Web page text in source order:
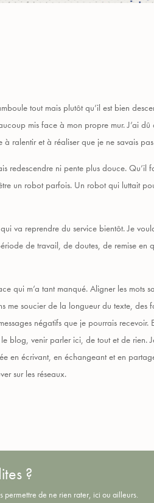
tout mais plutôt qu’il est bien
mis face à mon propre mur. J’ai
ralentir et à réaliser que je ne savais
redescendre ni pente plus douce. Qu’il
un robot parfois. Un robot qui luttait
va reprendre du service bientôt. Je
de travail, de doutes, de remise en
qui m’a tant manqué. Aligner les mots
me soucier de la longueur du texte, des
négatifs que je pourrais recevoir.
blog, venir parler ici, de tout et de rien.
en écrivant, en échangeant et en
sur les réseaux.
?
permettre de ne rien rater, ici ou ailleurs.